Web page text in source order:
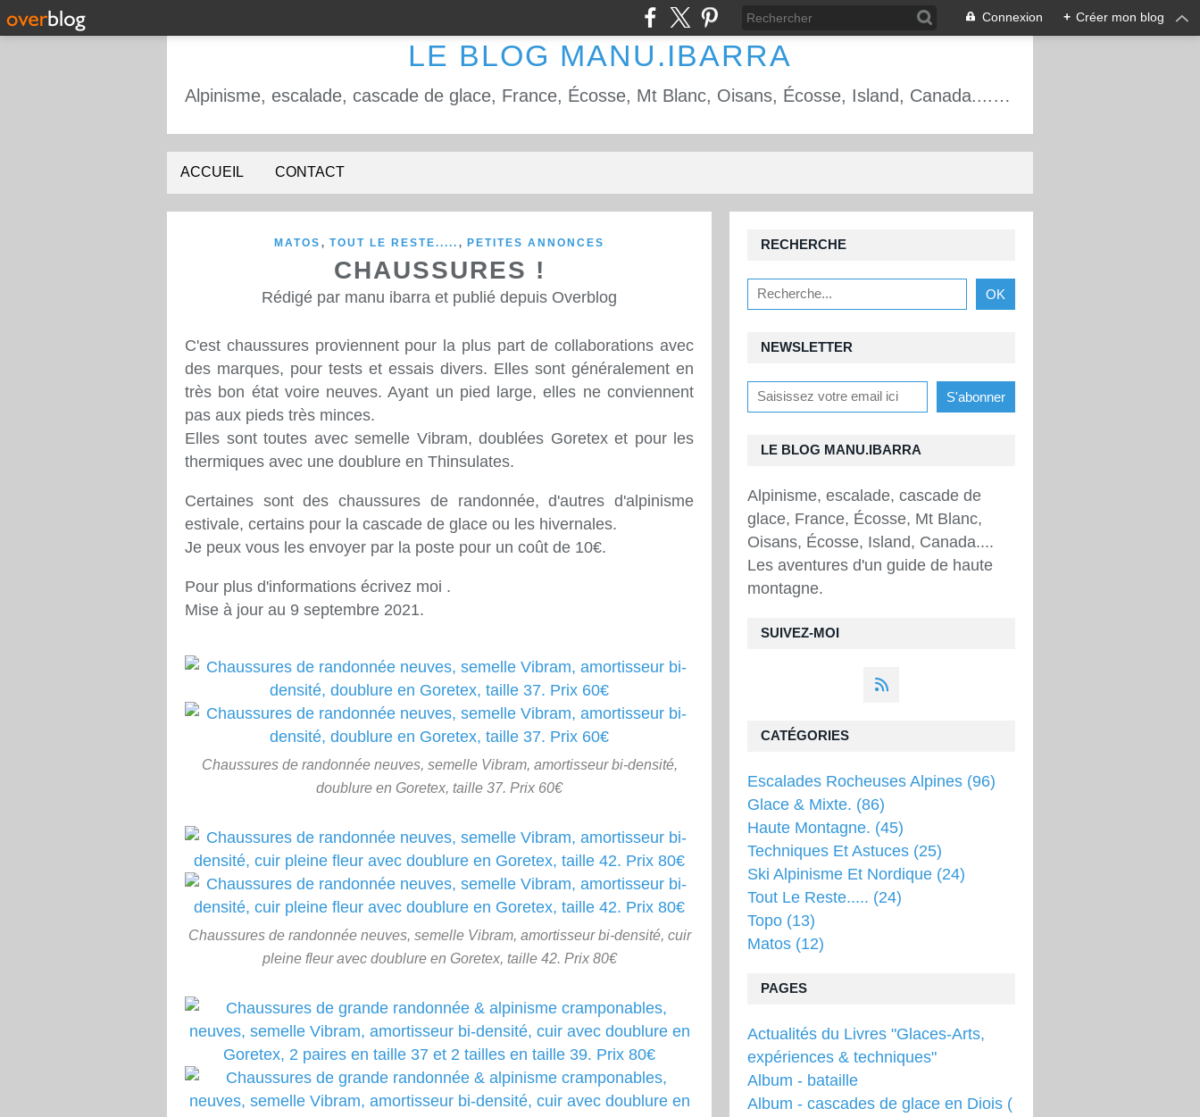
Connexion + Créer mon blog
LE BLOG MANU.IBARRA
Alpinisme, escalade, cascade de glace, France, Écosse, Mt Blanc, Oisans, Écosse, Island, Canada.... Les aventures d'un guide de haute montagne.
ACCUEIL CONTACT
MATOS , TOUT LE RESTE..... , PETITES ANNONCES
CHAUSSURES !
Rédigé par manu ibarra et publié depuis Overblog
C'est chaussures proviennent pour la plus part de collaborations avec
des marques, pour tests et essais divers. Elles sont généralement en
très bon état voire neuves. Ayant un pied large, elles ne conviennent
pas aux pieds très minces.
Elles sont toutes avec semelle Vibram, doublées Goretex et pour les
thermiques avec une doublure en Thinsulates.
Certaines sont des chaussures de randonnée, d'autres d'alpinisme
estivale, certains pour la cascade de glace ou les hivernales.
Je peux vous les envoyer par la poste pour un coût de 10€.
Pour plus d'informations écrivez moi .
Mise à jour au 9 septembre 2021.
Chaussures de randonnée neuves, semelle Vibram, amortisseur bi-densité,
doublure en Goretex, taille 37. Prix 60€
Chaussures de randonnée neuves, semelle Vibram, amortisseur bi-densité, cuir
pleine fleur avec doublure en Goretex, taille 42. Prix 80€
NEWSLETTER
SUIVEZ-MOI
RECHERCHE
LE BLOG MANU.IBARRA
Alpinisme, escalade, cascade de
glace, France, Écosse, Mt Blanc,
Oisans, Écosse, Island, Canada....
Les aventures d'un guide de haute
montagne.
PAGES
Actualités du Livres "Glaces-Arts,
expériences & techniques"
Album - bataille
Album - cascades de glace en Diois (
CATÉGORIES
Escalades Rocheuses Alpines (96)
Glace & Mixte. (86)
Haute Montagne. (45)
Techniques Et Astuces (25)
Ski Alpinisme Et Nordique (24)
Tout Le Reste..... (24)
Topo (13)
Matos (12)